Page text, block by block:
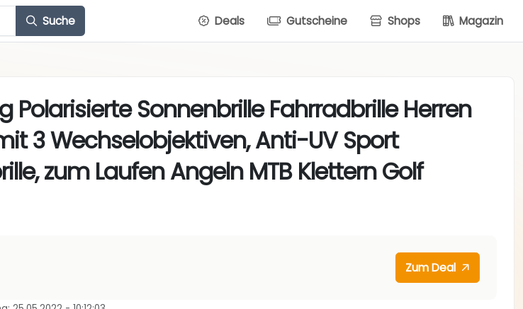
Suche Deals Gutscheine Shops Magazin
Polarisierte Sonnenbrille Fahrradbrille Herren
3 Wechselobjektiven, Anti-UV Sport
zum Laufen Angeln MTB Klettern Golf
Zum Deal